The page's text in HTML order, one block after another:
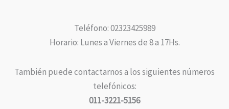
Teléfono: 02323425989
Horario: Lunes a Viernes de 8 a 17Hs.
También puede contactarnos a los siguientes números
telefónicos:
011-3221-5156